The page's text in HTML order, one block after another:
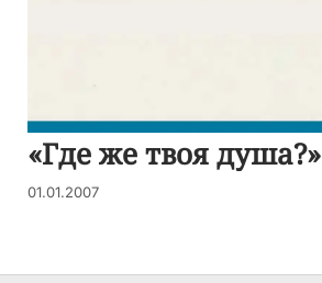
«Где же твоя душа?»
01.01.2007